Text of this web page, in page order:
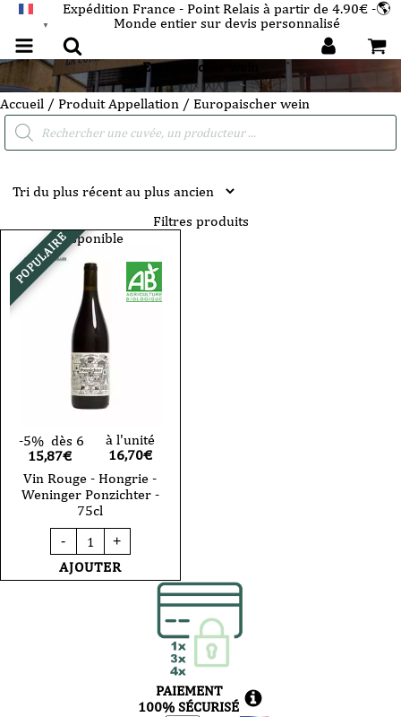
▼
Expédition France - Point Relais à partir de 4.90€ -🌎
Monde entier sur devis personnalisé
Europaischer wein
Accueil / Produit Appellation / Europaischer wein
Recherche
Filtres produits
POPULAIREDisponible
-5% dès 6
15,87€
à l'unité
16,70€
Vin Rouge - Hongrie -
Weninger Ponzichter -
75cl
-
quantité
de
Vin
Rouge
+
AJOUTER
PAIEMENT
100% SÉCURISÉ